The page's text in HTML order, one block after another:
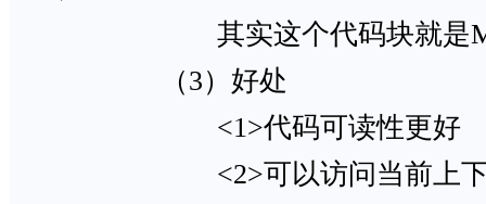
其实这个代码块就是
（3）好处
<1>代码可读性更好
<2>可以访问当前上下文